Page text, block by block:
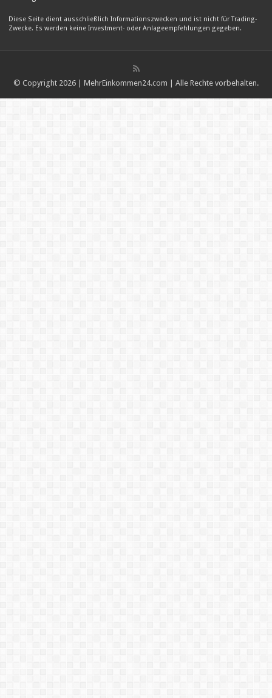
Diese Seite dient ausschließlich Informationszwecken und ist nicht für Trading-
Zwecke. Es werden keine Investment- oder Anlageempfehlungen gegeben.
© Copyright 2026 | MehrEinkommen24.com | Alle Rechte vorbehalten.